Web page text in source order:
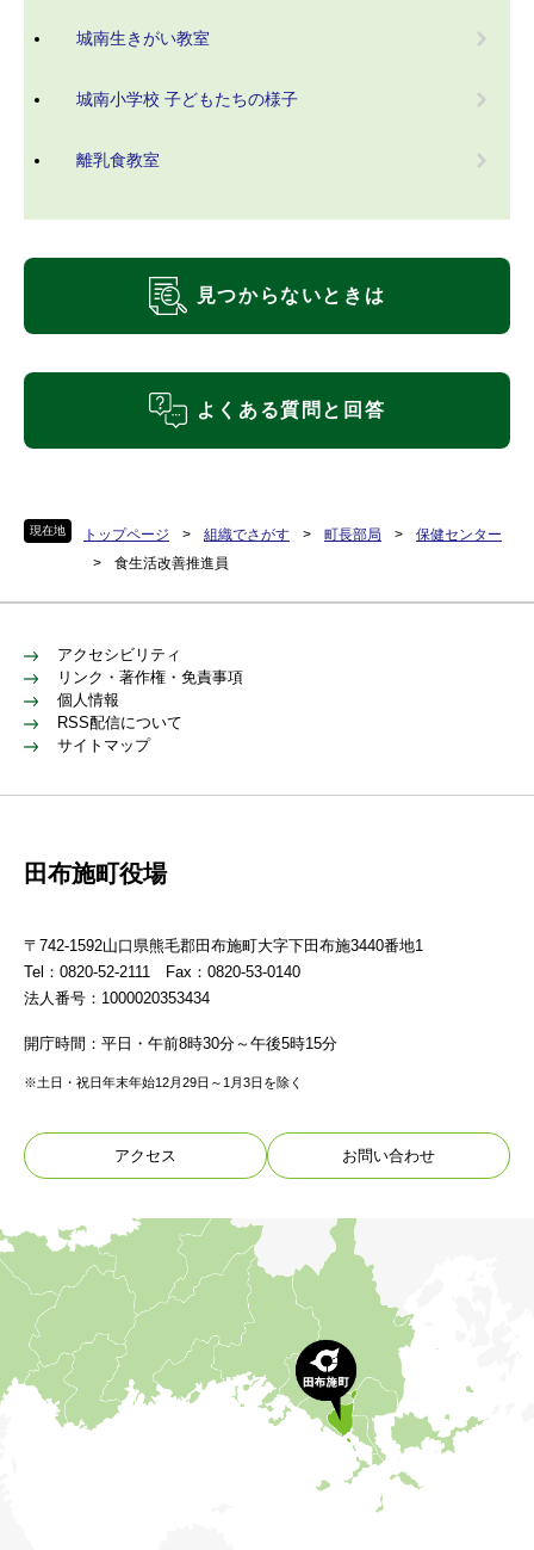
現在地 トップページ > 組織でさがす > 町長部局 >
保健センター
>
食生活改善推進員
城南生きがい教室
城南小学校 子どもたちの様子
離乳食教室
見つからないときは
よくある質問と回答
アクセシビリティ
リンク・著作権・免責事項
個人情報
RSS配信について
サイトマップ
田布施町役場
〒742-1592山口県熊毛郡田布施町大字下田布施3440番地1
Tel：0820-52-2111 Fax：0820-53-0140
法人番号：1000020353434
開庁時間：平日・午前8時30分～午後5時15分
※土日・祝日年末年始12月29日～1月3日を除く
アクセス お問い合わせ